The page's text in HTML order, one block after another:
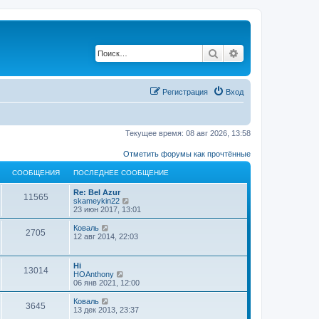
Поиск
Вход
Регистрация
Текущее время: 08 авг 2026, 13:58
Отметить форумы как прочтённые
СООБЩЕНИЯ ПОСЛЕДНЕЕ СООБЩЕНИЕ
11565
Re: Bel Azur
skameykin22
е
р
й
к
с
л
д
23 июн 2017, 13:01
2705 Коваль
е
и
к
п
с
12 авг 2014, 22:03
13014
Hi
HOAnthony
е
р
й
06 янв 2021, 12:00
3645 Коваль
е
13 дек 2013, 23:37